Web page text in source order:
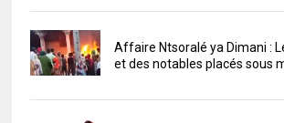
Affaire Ntsoralé ya Dimani :
et des notables placés sous